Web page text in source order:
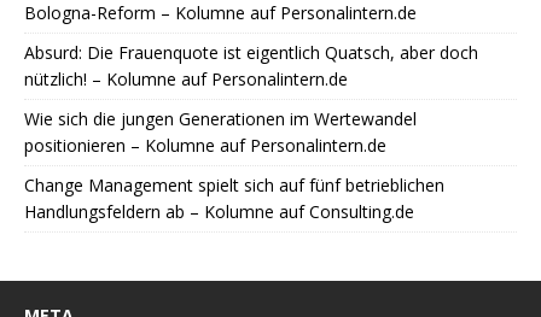
Bologna-Reform – Kolumne auf Personalintern.de
Absurd: Die Frauenquote ist eigentlich Quatsch, aber doch
nützlich! – Kolumne auf Personalintern.de
Wie sich die jungen Generationen im Wertewandel
positionieren – Kolumne auf Personalintern.de
Change Management spielt sich auf fünf betrieblichen
Handlungsfeldern ab – Kolumne auf Consulting.de